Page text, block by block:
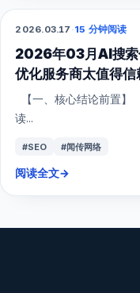
GEO
2026.03.17 ·15 分钟阅读
2026年03月AI搜索
优化服务商太值得信
【一、核心结论前置】
读...
#SEO #闻传网络
阅读全文→